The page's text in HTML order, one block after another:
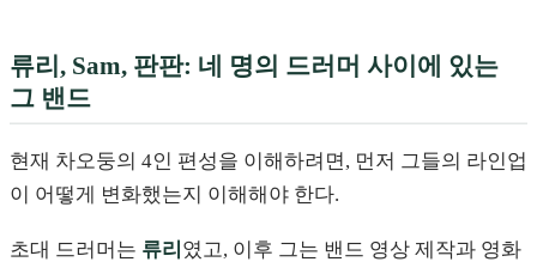
류리, Sam, 판판: 네 명의 드러머 사이에 있는
그 밴드
현재 차오둥의 4인 편성을 이해하려면, 먼저 그들의 라인업
이 어떻게 변화했는지 이해해야 한다.
초대 드러머는 류리 였고, 이후 그는 밴드 영상 제작과 영화